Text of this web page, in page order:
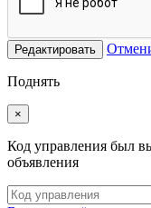
Редактировать
Поднять
×
Код управления был
объявления